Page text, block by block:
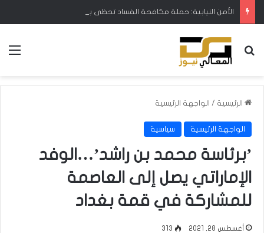
بحث عن
الرئيسية / الواجهة الرئيسية
الواجهة الرئيسية سياسية
’برئاسة محمد بن راشد’…الوفد
الإماراتي يصل إلى العاصمة
للمشاركة في قمة بغداد
أغسطس 28, 2021 313